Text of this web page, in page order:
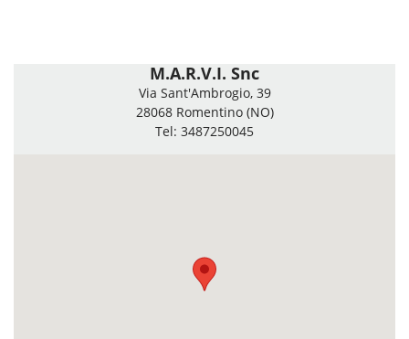
M.A.R.V.I. Snc
Via Sant'Ambrogio, 39
28068 Romentino (NO)
Tel: 3487250045